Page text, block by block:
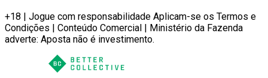
+18 | Jogue com responsabilidade Aplicam-se os Termos e
Condições | Conteúdo Comercial | Ministério da Fazenda
adverte: Aposta não é investimento.